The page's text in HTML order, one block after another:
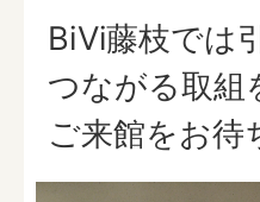
BiVi藤枝では
つながる取組
ご来館をお待